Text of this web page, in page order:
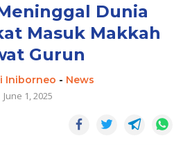
Dunia
Masuk Makkah
Gurun
Iniborneo - News
June 1, 2025